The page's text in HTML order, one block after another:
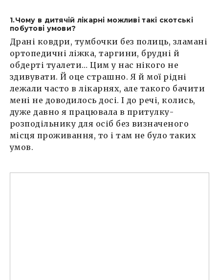
1.Чому в дитячій лікарні можливі такі скотські
побутові умови?
Драні ковдри, тумбочки без полиць, зламані
ортопедичні ліжка, таргини, брудні й
обдерті туалети… Цим у нас нікого не
здивувати. Й оце страшно. Я й мої рідні
лежали часто в лікарнях, але такого бачити
мені не доводилось досі. І до речі, колись,
дуже давно я працювала в притулку-
розподільнику для осіб без визначеного
місця проживання, то і там не було таких
умов.